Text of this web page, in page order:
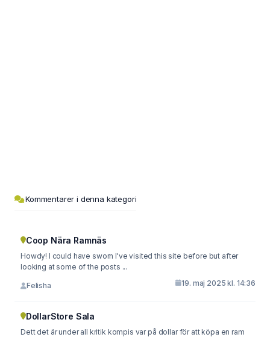
Kommentarer i denna kategori
Coop Nära Ramnäs
Howdy! I could have sworn I've visited this site before but after
looking at some of the posts ...
Felisha 19. maj 2025 kl. 14:36
DollarStore Sala
Dett det är under all kritik kompis var på dollar för att köpa en ram